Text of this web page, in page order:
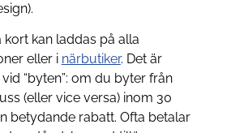
kort kan laddas på alla
eller i närbutiker. Det är
“byten”: om du byter från
(eller vice versa) inom 30
betydande rabatt. Ofta betalar